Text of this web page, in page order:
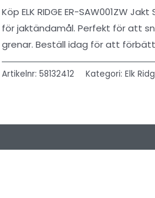
Köp ELK RIDGE ER-SAW001ZW
för jaktändamål. Perfekt för att
grenar. Beställ idag för att
Artikelnr: 58132412 Kategori: Elk